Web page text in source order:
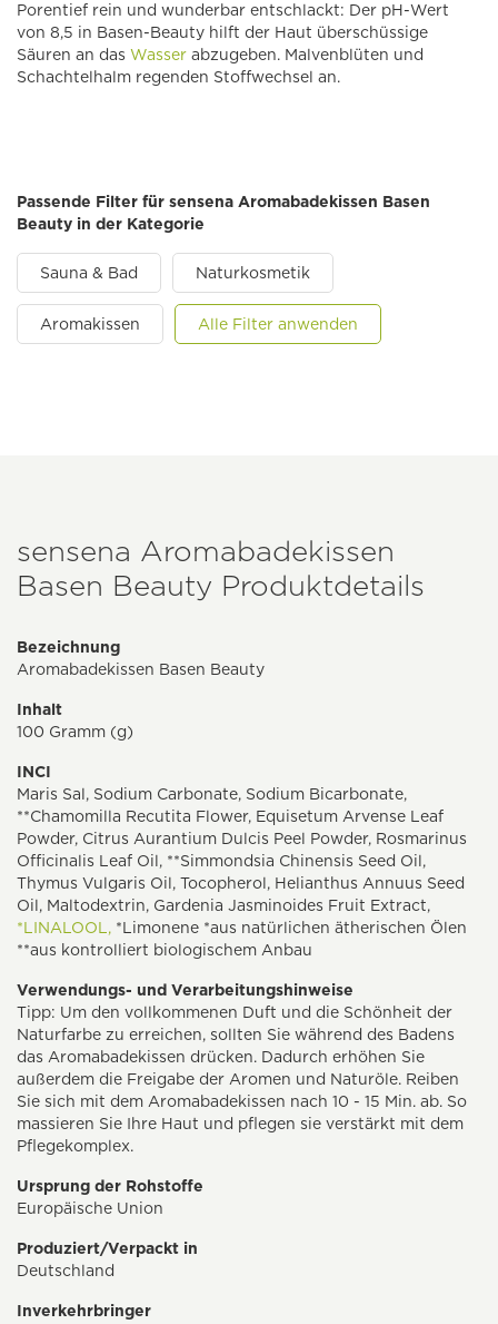
Porentief rein und wunderbar entschlackt: Der pH-Wert
von 8,5 in Basen-Beauty hilft der Haut überschüssige
Säuren an das Wasser abzugeben. Malvenblüten und
Schachtelhalm regenden Stoffwechsel an.
Passende Filter für sensena Aromabadekissen Basen
Beauty in der Kategorie
Sauna & Bad Naturkosmetik
Aromakissen Alle Filter anwenden
sensena Aromabadekissen
Basen Beauty Produktdetails
Bezeichnung
Aromabadekissen Basen Beauty
Inhalt
100 Gramm (g)
INCI
Maris Sal, Sodium Carbonate, Sodium Bicarbonate,
**Chamomilla Recutita Flower, Equisetum Arvense Leaf
Powder, Citrus Aurantium Dulcis Peel Powder, Rosmarinus
Officinalis Leaf Oil, **Simmondsia Chinensis Seed Oil,
Thymus Vulgaris Oil, Tocopherol, Helianthus Annuus Seed
Oil, Maltodextrin, Gardenia Jasminoides Fruit Extract,
*LINALOOL, *Limonene *aus natürlichen ätherischen Ölen
**aus kontrolliert biologischem Anbau
Verwendungs- und Verarbeitungshinweise
Tipp: Um den vollkommenen Duft und die Schönheit der
Naturfarbe zu erreichen, sollten Sie während des Badens
das Aromabadekissen drücken. Dadurch erhöhen Sie
außerdem die Freigabe der Aromen und Naturöle. Reiben
Sie sich mit dem Aromabadekissen nach 10 - 15 Min. ab. So
massieren Sie Ihre Haut und pflegen sie verstärkt mit dem
Pflegekomplex.
Ursprung der Rohstoffe
Europäische Union
Produziert/Verpackt in
Deutschland
Inverkehrbringer